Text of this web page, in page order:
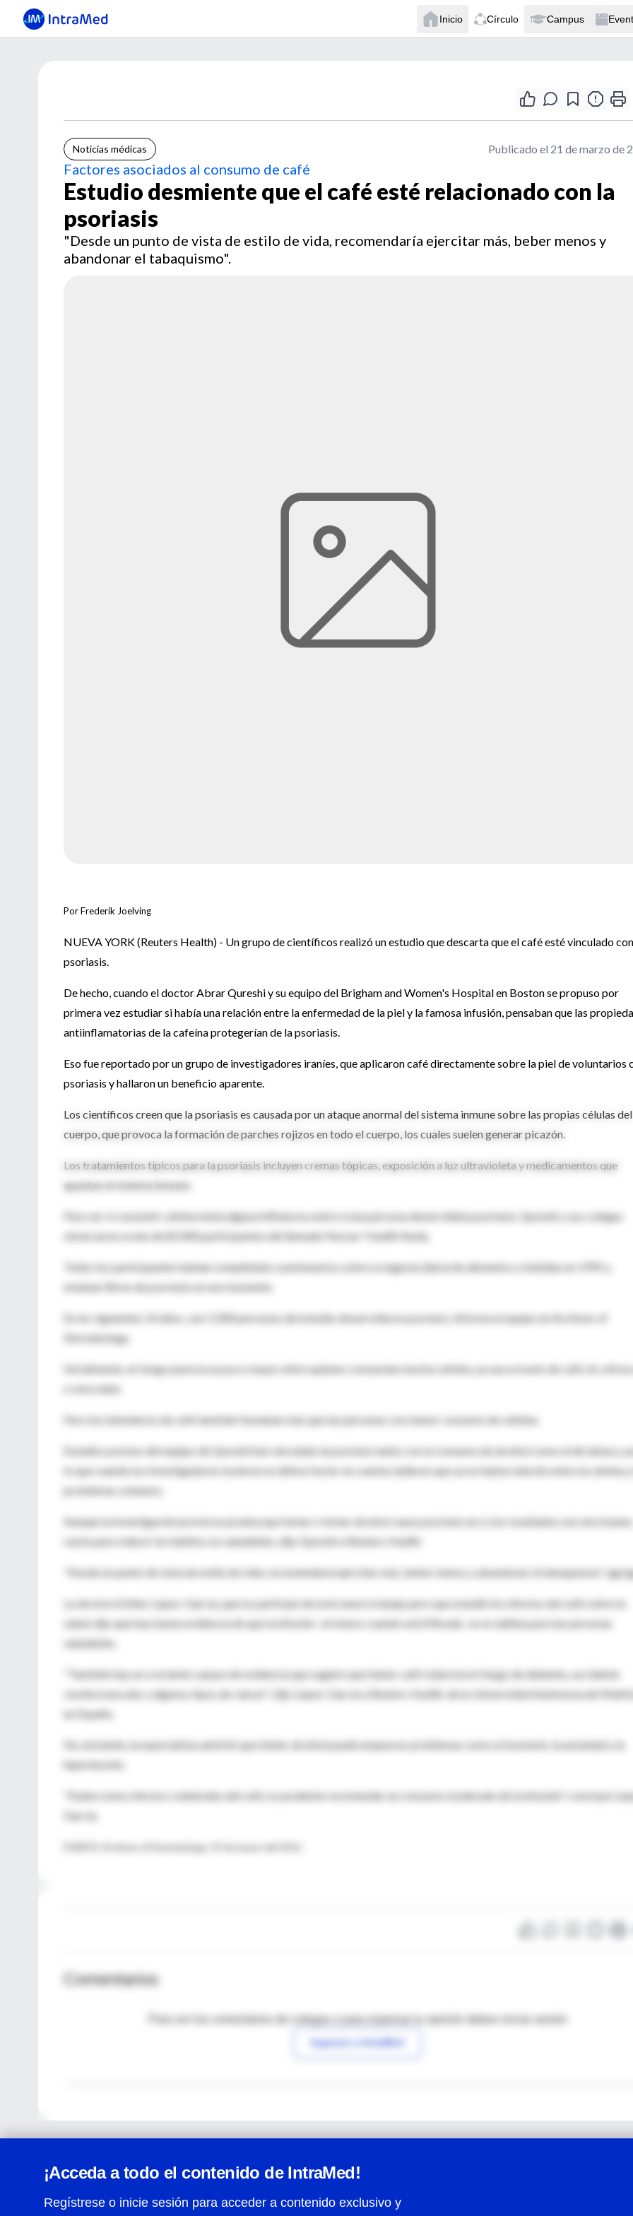
Inicio Círculo Campus
Noticias médicas Publicado el 21 de marzo de
Factores asociados al consumo de café
Estudio desmiente que el café esté relacionado con la
psoriasis
"Desde un punto de vista de estilo de vida, recomendaría ejercitar más, beber menos y
abandonar el tabaquismo".
Por Frederik Joelving
NUEVA YORK (Reuters Health) - Un grupo de científicos realizó un estudio que descarta que el café esté vinculado
psoriasis.
De hecho, cuando el doctor Abrar Qureshi y su equipo del Brigham and Women's Hospital en Boston se propuso por
primera vez estudiar si había una relación entre la enfermedad de la piel y la famosa infusión, pensaban que las
antiinflamatorias de la cafeína protegerían de la psoriasis.
Eso fue reportado por un grupo de investigadores iraníes, que aplicaron café directamente sobre la piel de voluntarios
psoriasis y hallaron un beneficio aparente.
Los científicos creen que la psoriasis es causada por un ataque anormal del sistema inmune sobre las propias células del
cuerpo, que provoca la formación de parches rojizos en todo el cuerpo, los cuales suelen generar picazón.
Los tratamientos típicos para la psoriasis incluyen cremas tópicas, exposición a luz ultravioleta y medicamentos que
apuntan al sistema inmune.
Para ver si consumir cafeína tenía alguna influencia sobre si una persona desarrollaba psoriasis, Qureshi y sus colegas
observaron a más de 82.000 participantes del llamado Nurses' Health Study.
Todos los participantes habían completado cuestionarios sobre su ingesta diaria de alimentos y bebidas en 1991 y
estaban libres de psoriasis en ese momento.
En los siguientes 14 años, casi 1.000 personas del estudio desarrollaron psoriasis, informa el equipo en Archives of
Dermatology.
Inicialmente, el riesgo parecía un poco mayor entre quienes consumían mucha cafeína, ya sea a través de café, té,
o chocolate.
Pero los bebedores de café también fumaban más que las personas con menor consumo de cafeína.
Estudios previos del equipo de Qureshi han vinculado la psoriasis tanto con el consumo de alcohol como el de tabaco,
lo que cuando los investigadores tuvieron es último factor en cuenta, hallaron que ya no había relación entre la cafeína
problemas cutáneos.
Aunque la investigación previa no prueba que fumar o tomar alcohol cause psoriasis en sí, los resultados son otra buena
razón para reducir los hábitos no saludables, dijo Qureshi a Reuters Health.
"Desde un punto de vista de estilo de vida, recomendaría ejercitar más, beber menos y abandonar el tabaquismo",
La doctora Esther López-García, que no participó de este nuevo trabajo pero que estudió los efectos del café sobre la
salud, dijo que hay buena evidencia de que la infusión -al menos cuando está filtrada- no es dañina para las personas
saludables.
"También hay un creciente cuerpo de evidencia que sugiere que beber café reduciría el riesgo de diabetes, accidente
cerebrovascular y algunos tipos de cáncer", dijo López-García a Reuters Health, de la Universidad Autónoma de
en España.
No obstante, la especialista advirtió que beber alcohol puede empeorar problemas como el insomnio, la ansiedad y la
hipertensión.
"Dados estos efectos colaterales del café, es prudente recomendar un consumo moderado de la infusión", concluyó
García.
FUENTE: Archives of Dermatology, 19 de marzo del 2012
Comentarios
Para ver los comentarios de colegas o para expresar tu opinión debes iniciar sesión
Ingresar a IntraMed
¡Acceda a todo el contenido de IntraMed!
Regístrese o inicie sesión para acceder a contenido exclusivo y